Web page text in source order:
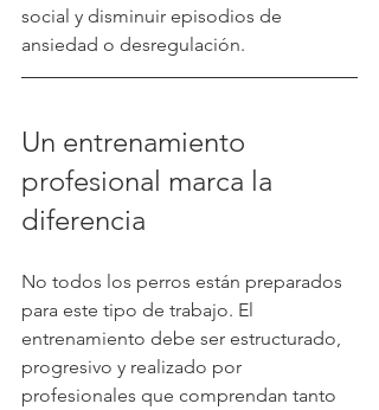
social y disminuir episodios de
ansiedad o desregulación.
Un entrenamiento
profesional marca la
diferencia
No todos los perros están preparados
para este tipo de trabajo. El
entrenamiento debe ser estructurado,
progresivo y realizado por
profesionales que comprendan tanto